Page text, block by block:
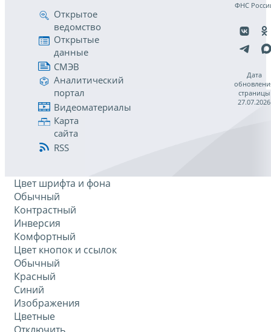
Открытое
ведомство
Открытые
данные
СМЭВ
Аналитический
портал
Видеоматериалы
Карта
сайта
RSS
ФНС
Дата
страницы
27.07.2026
Цвет шрифта и фона
Обычный
Контрастный
Инверсия
Комфортный
Цвет кнопок и ссылок
Обычный
Красный
Синий
Изображения
Цветные